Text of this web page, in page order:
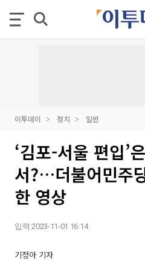
이투데이 정치 일반
‘김포-서울 편입’
서?…더불어민주
한 영상
입력 2023-11-01 16:14
기정아 기자